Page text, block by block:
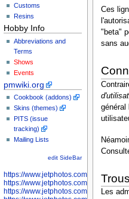
Customs
Resins
Hobby Info
Abbreviations and
Terms
Shows
Events
pmwiki.org
Cookbook (addons)
Skins (themes)
PITS (issue
tracking)
Mailing Lists
edit SideBar
https://www.jetphotos.com/
https://www.jetphotos.com/
https://www.jetphotos.com/
Ces
"beta"
sans
Les